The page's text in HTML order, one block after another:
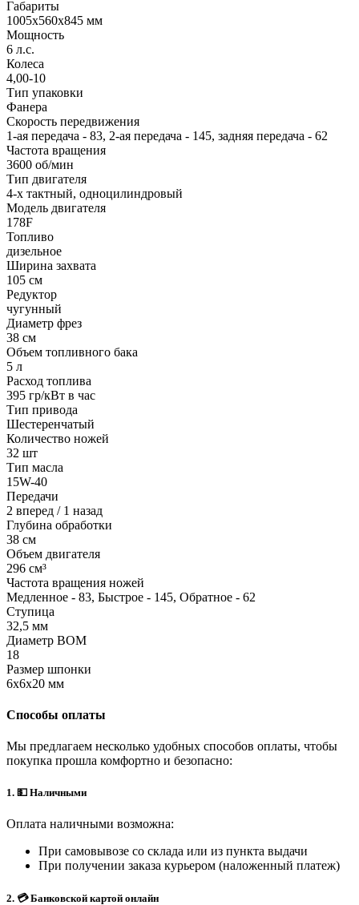
Габариты
1005х560х845 мм
Мощность
6 л.с.
Колеса
4,00-10
Тип упаковки
Фанера
Скорость передвижения
1-ая передача - 83, 2-ая передача - 145, задняя передача - 62
Частота вращения
3600 об/мин
Тип двигателя
4-х тактный, одноцилиндровый
Модель двигателя
178F
Топливо
дизельное
Ширина захвата
105 см
Редуктор
чугунный
Диаметр фрез
38 см
Объем топливного бака
5 л
Расход топлива
395 гр/кВт в час
Тип привода
Шестеренчатый
Количество ножей
32 шт
Тип масла
15W-40
Передачи
2 вперед / 1 назад
Глубина обработки
38 см
Объем двигателя
296 см³
Частота вращения ножей
Медленное - 83, Быстрое - 145, Обратное - 62
Ступица
32,5 мм
Диаметр ВОМ
18
Размер шпонки
6х6х20 мм
Способы оплаты
Мы предлагаем несколько удобных способов оплаты, чтобы
покупка прошла комфортно и безопасно:
1. 💵 Наличными
Оплата наличными возможна:
При самовывозе со склада или из пункта выдачи
При получении заказа курьером (наложенный платеж)
2. 💳 Банковской картой онлайн